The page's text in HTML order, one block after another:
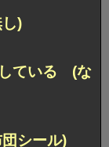
)
している (な
シール)